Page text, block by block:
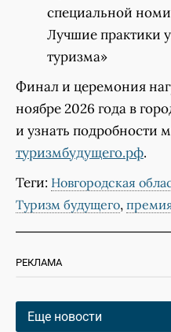
специальной
Лучшие практики
туризма»
Финал и церемония
ноябре 2026 года в
и узнать подробности
туризмбудущего.рф.
Теги: Новгородская
Туризм будущего,
РЕКЛАМА
Еще новости